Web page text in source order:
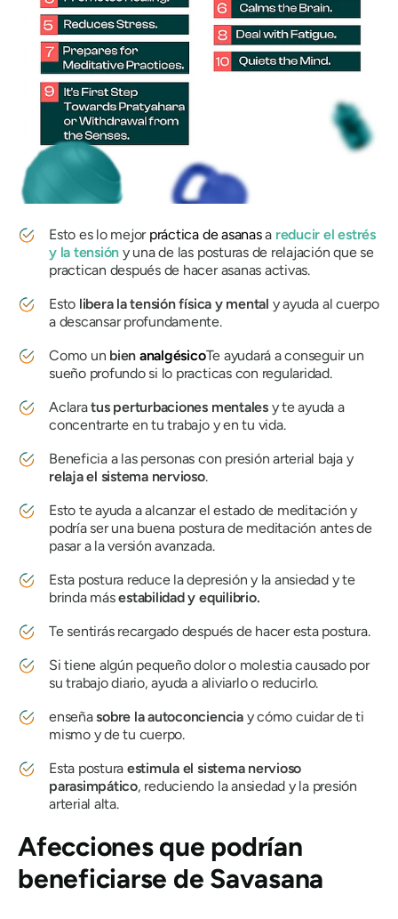
Esto es lo mejor práctica de asanasa reducir el estrés
y la tensión y una de las posturas de relajación que se
practican después de hacer asanas activas.
Esto libera la tensión física y mental y ayuda al cuerpo
a descansar profundamente.
Como un bien analgésicoTe ayudará a conseguir un
sueño profundo si lo practicas con regularidad.
Aclaratus perturbaciones mentalesy te ayuda a
concentrarte en tu trabajo y en tu vida.
Beneficia a las personas con presión arterial baja y
relaja el sistema nervioso.
Esto te ayuda a alcanzar el estado de meditación y
podría ser una buena postura de meditación antes de
pasar a la versión avanzada.
Esta postura reduce la depresión y la ansiedad y te
brinda másestabilidad y equilibrio.
Te sentirás recargado después de hacer esta postura.
Si tiene algún pequeño dolor o molestia causado por
su trabajo diario, ayuda a aliviarlo o reducirlo.
enseñasobre la autoconcienciay cómo cuidar de ti
mismo y de tu cuerpo.
Esta postura estimula el sistema nervioso
parasimpático, reduciendo la ansiedad y la presión
arterial alta.
Afecciones que podrían
beneficiarse de Savasana